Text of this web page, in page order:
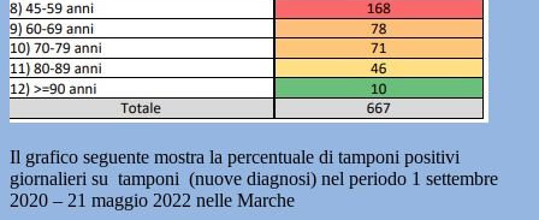
Il grafico seguente mostra la percentuale di tamponi positivi
giornalieri su tamponi (nuove diagnosi) nel periodo 1 settembre
2020 – 21 maggio 2022 nelle Marche